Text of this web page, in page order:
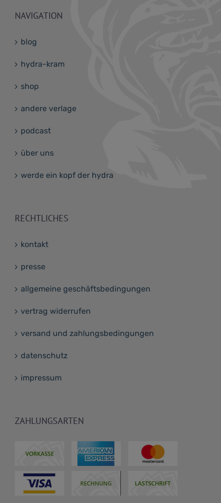
NAVIGATION
blog
hydra-kram
shop
andere verlage
podcast
über uns
werde ein kopf der hydra
RECHTLICHES
kontakt
presse
allgemeine geschäftsbedingungen
vertrag widerrufen
versand und zahlungsbedingungen
datenschutz
impressum
ZAHLUNGSARTEN